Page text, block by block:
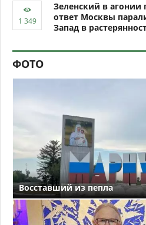
Зеленский в агонии
ответ Москвы
Запад в
ФОТО
Восставший из пепла